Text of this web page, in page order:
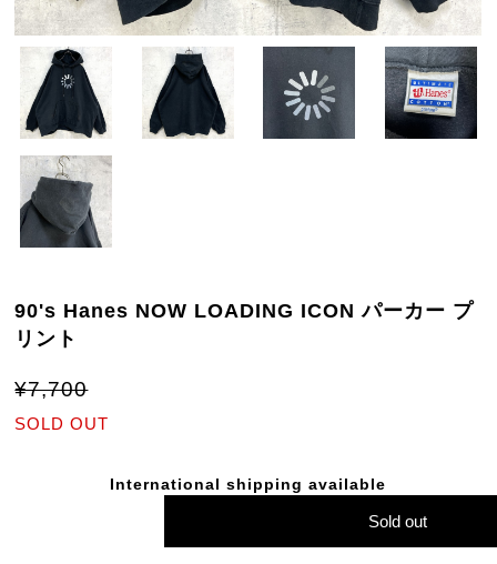
90's Hanes NOW LOADING ICON パーカー プ
リント
¥7,700
SOLD OUT
International shipping available
Sold out